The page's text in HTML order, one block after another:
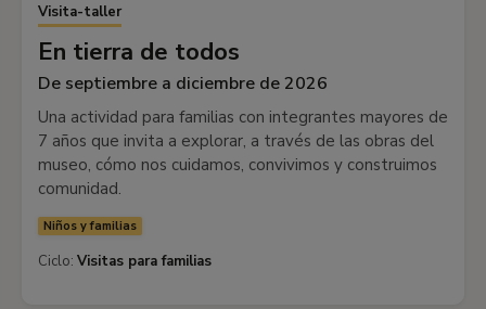
Visita-taller
En tierra de todos
De septiembre a diciembre de 2026
Una actividad para familias con integrantes mayores de
7 años que invita a explorar, a través de las obras del
museo, cómo nos cuidamos, convivimos y construimos
comunidad.
Niños y familias
Ciclo: Visitas para familias